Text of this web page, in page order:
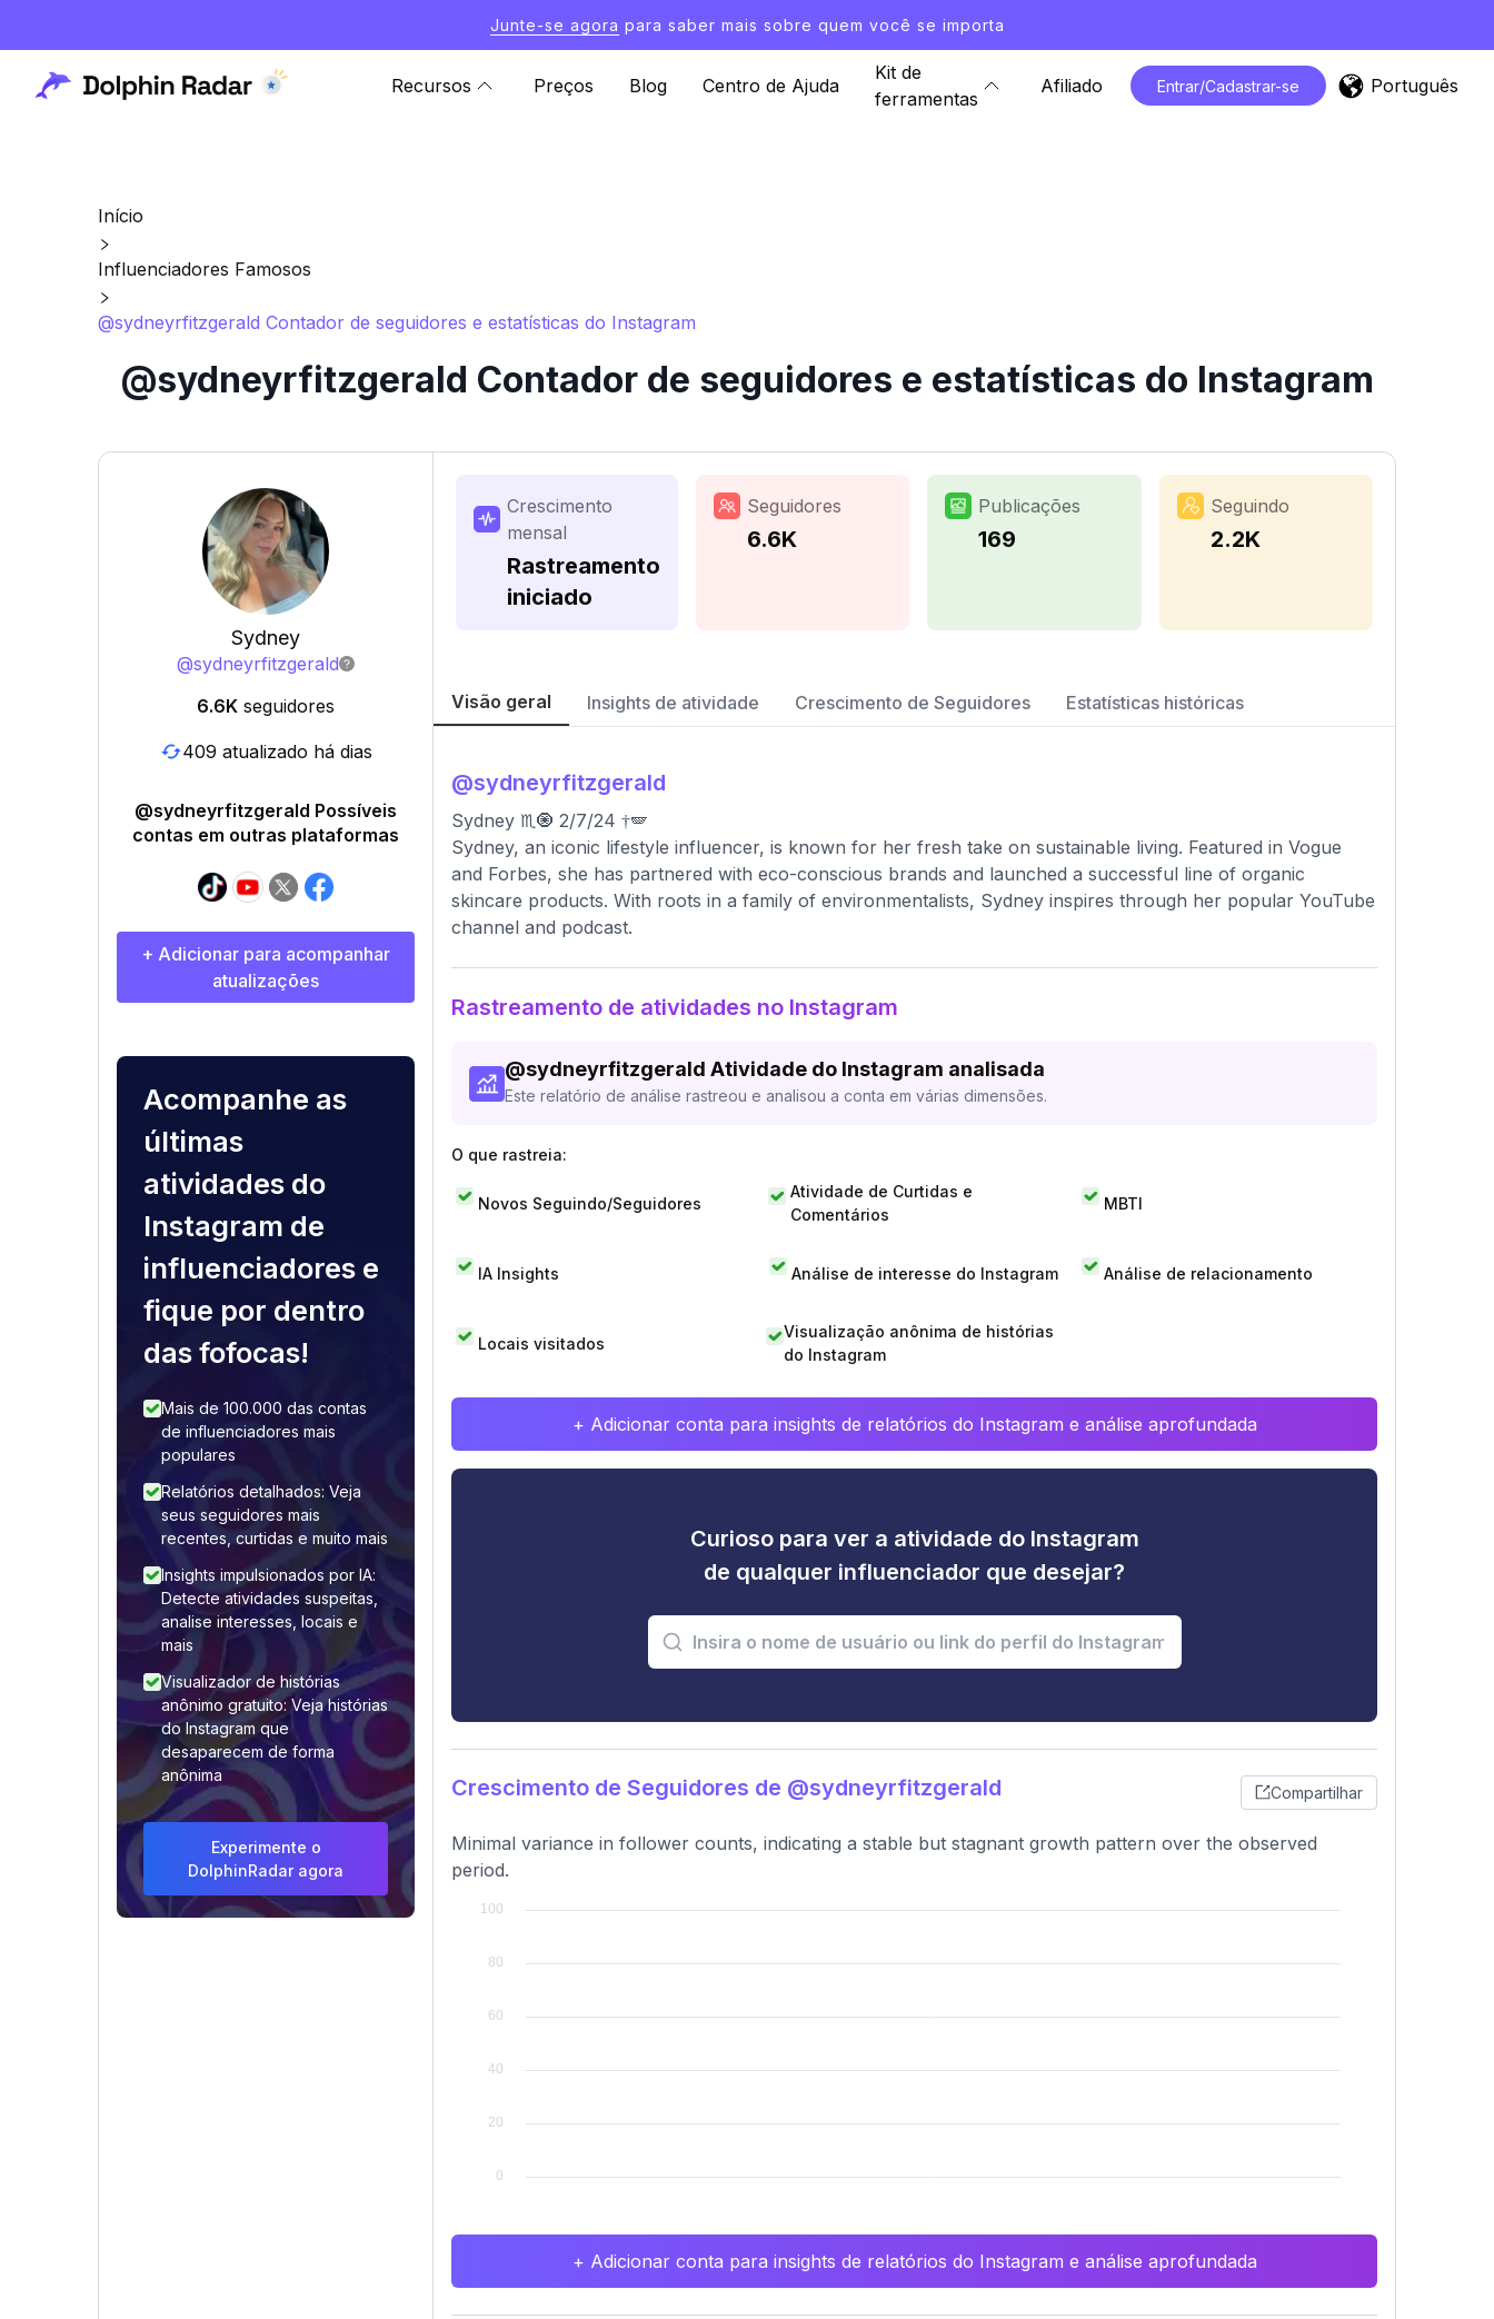
Junte-se agora para saber mais sobre quem você se importa
Recursos Preços Blog Centro de Ajuda
Kit de
ferramentas
Afiliado Entrar/Cadastrar-se Português
Início
Influenciadores Famosos
@sydneyrfitzgerald Contador de seguidores e estatísticas do Instagram
@sydneyrfitzgerald Contador de seguidores e estatísticas do Instagram
Sydney
@sydneyrfitzgerald
6.6K seguidores
409 atualizado há dias
@sydneyrfitzgerald Possíveis
contas em outras plataformas
+ Adicionar para acompanhar
atualizações
Acompanhe as
últimas
atividades do
Instagram de
influenciadores e
fique por dentro
das fofocas!
Mais de 100.000 das contas
de influenciadores mais
populares
Relatórios detalhados: Veja
seus seguidores mais
recentes, curtidas e muito mais
Insights impulsionados por IA:
Detecte atividades suspeitas,
analise interesses, locais e
mais
Visualizador de histórias
anônimo gratuito: Veja histórias
do Instagram que
desaparecem de forma
anônima
Experimente o
DolphinRadar agora
Crescimento
mensal
Rastreamento
iniciado
Seguidores
6.6K
Publicações
169
Seguindo
2.2K
Visão geral Insights de atividade Crescimento de Seguidores Estatísticas históricas
@sydneyrfitzgerald
Sydney ♏︎🧿 2/7/24 †🪽
Sydney, an iconic lifestyle influencer, is known for her fresh take on sustainable living. Featured in Vogue
and Forbes, she has partnered with eco-conscious brands and launched a successful line of organic
skincare products. With roots in a family of environmentalists, Sydney inspires through her popular YouTube
channel and podcast.
Rastreamento de atividades no Instagram
@sydneyrfitzgerald Atividade do Instagram analisada
Este relatório de análise rastreou e analisou a conta em várias dimensões.
O que rastreia:
Novos Seguindo/Seguidores
Atividade de Curtidas e
Comentários
MBTI
IA Insights Análise de interesse do Instagram Análise de relacionamento
Locais visitados
Visualização anônima de histórias
do Instagram
+ Adicionar conta para insights de relatórios do Instagram e análise aprofundada
Curioso para ver a atividade do Instagram
de qualquer influenciador que desejar?
Crescimento de Seguidores de @sydneyrfitzgerald Compartilhar
Minimal variance in follower counts, indicating a stable but stagnant growth pattern over the observed
period.
+ Adicionar conta para insights de relatórios do Instagram e análise aprofundada